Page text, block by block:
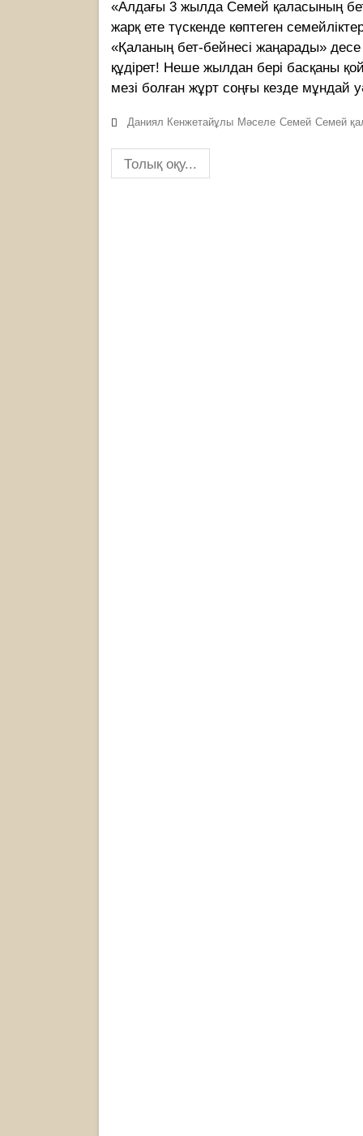
«Алдағы 3 жылда Семей қаласының
жарқ ете түскенде көптеген
«Қаланың бет-бейнесі жаңарады» десе
құдірет! Неше жылдан бері басқаны
мезі болған жұрт соңғы кезде мұндай
Даниял Кенжетайұлы Мәселе Семей Семей
Толық оқу...